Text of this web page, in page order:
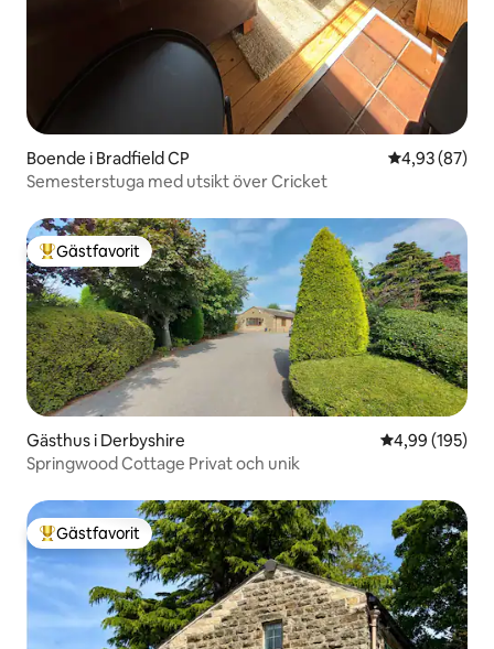
Boende i Bradfield CP 4,93 av 5 i
4,93 (87)
Semesterstuga med utsikt över Cricket
Populär gästfavorit
Gästfavorit
Gästhus i Derbyshire 4,99 av 5 i
4,99 (195)
Springwood Cottage Privat och unik
Populär gästfavorit
Gästfavorit